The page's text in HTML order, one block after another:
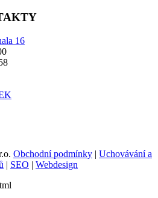
16
Obchodní podmínky | Uchovávání a
| SEO | Webdesign